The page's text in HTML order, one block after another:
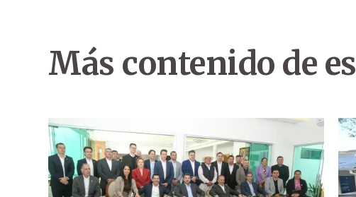
Más contenido de